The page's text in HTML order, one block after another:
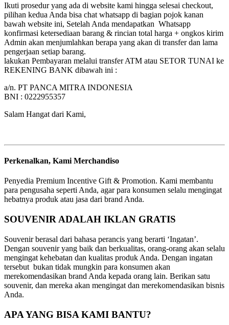
Ikuti prosedur yang ada di website kami hingga selesai checkout,
pilihan kedua Anda bisa chat whatsapp di bagian pojok kanan
bawah website ini, Setelah Anda mendapatkan Whatsapp
konfirmasi ketersediaan barang & rincian total harga + ongkos kirim
Admin akan menjumlahkan berapa yang akan di transfer dan lama
pengerjaan setiap barang.
lakukan Pembayaran melalui transfer ATM atau SETOR TUNAI ke
REKENING BANK dibawah ini :
a/n. PT PANCA MITRA INDONESIA
BNI : 0222955357
Salam Hangat dari Kami,
Perkenalkan, Kami Merchandiso
Penyedia Premium Incentive Gift & Promotion. Kami membantu
para pengusaha seperti Anda, agar para konsumen selalu mengingat
hebatnya produk atau jasa dari brand Anda.
SOUVENIR ADALAH IKLAN GRATIS
Souvenir berasal dari bahasa perancis yang berarti ‘Ingatan’.
Dengan souvenir yang baik dan berkualitas, orang-orang akan selalu
mengingat kehebatan dan kualitas produk Anda. Dengan ingatan
tersebut bukan tidak mungkin para konsumen akan
merekomendasikan brand Anda kepada orang lain. Berikan satu
souvenir, dan mereka akan mengingat dan merekomendasikan bisnis
Anda.
APA YANG BISA KAMI BANTU?